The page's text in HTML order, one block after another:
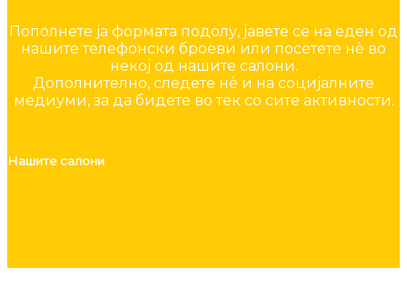
Пополнете ја формата подолу, јавете се на еден од
нашите телефонски броеви или посетете нè во
некој од нашите салони.
Дополнително, следете нè и на социјалните
медиуми, за да бидете во тек со сите активности.
Нашите салони